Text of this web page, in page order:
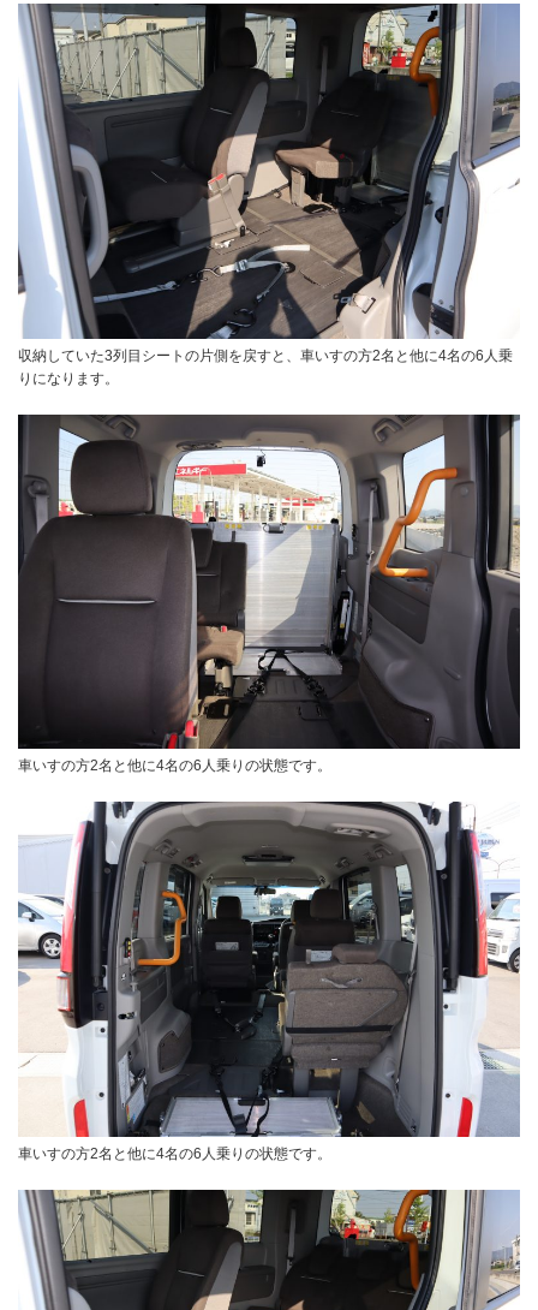
収納していた3列目シートの片側を戻すと、車いすの方2名と他に4名の6人乗
りになります。
車いすの方2名と他に4名の6人乗りの状態です。
車いすの方2名と他に4名の6人乗りの状態です。